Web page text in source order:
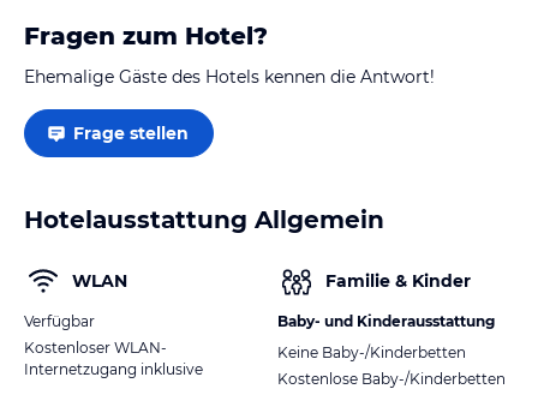
Fragen zum Hotel?
Ehemalige Gäste des Hotels kennen die Antwort!
Frage stellen
Hotelausstattung Allgemein
WLAN
Verfügbar
Kostenloser WLAN-
Internetzugang inklusive
Familie & Kinder
Baby- und Kinderausstattung
Keine Baby-/Kinderbetten
Kostenlose Baby-/Kinderbetten